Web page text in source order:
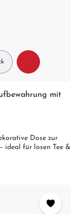
mit
Dose zur
ideal für losen Tee &